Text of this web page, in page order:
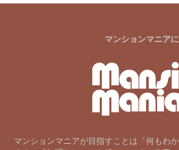
マンションマニア
マンションマニアが目指すことは「何もわ